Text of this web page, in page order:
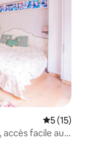
5 (15)
facile au